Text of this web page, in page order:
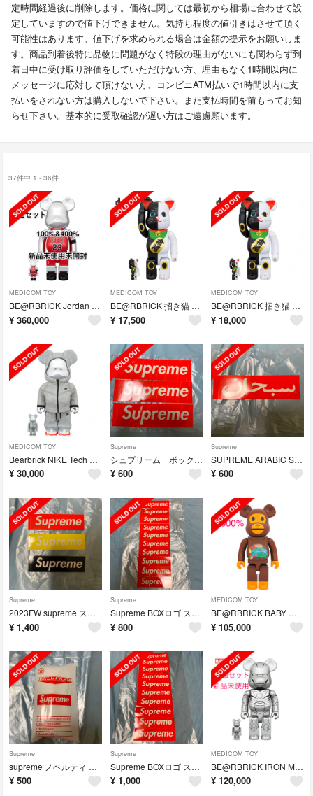
定時間経過後に削除します。価格に関しては最初から相場に合わせて設
定していますので値下げできません。気持ち程度の値引きはさせて頂く
可能性はあります。値下げを求められる場合は金額の提示をお願いしま
す。商品到着後特に品物に問題がなく特段の理由がないにも関わらず到
着日中に受け取り評価をしていただけない方、理由もなく1時間以内に
メッセージに応対して頂けない方、コンビニATM払いで1時間以内に支
払いをされない方は購入しないで下さい。また支払時間を前もってお知
らせ下さい。基本的に受取確認が遅い方はご遠慮願います。
37件中 1 - 36件
MEDICOM TOY
BE@RBRICK Jordan LAST SHOT 100％ 400％
¥ 360,000
MEDICOM TOY
BE@RBRICK 招き猫 招福 黒 × 金運 白 100％ & 400％
¥ 17,500
MEDICOM TOY
BE@RBRICK 招き猫 招福 黒 × 金運 白 100％ & 400％
¥ 18,000
MEDICOM TOY
Bearbrick NIKE Tech Fleece N98 100％ 400%
¥ 30,000
Supreme
シュプリーム ボックスロゴ ステッカー
¥ 600
Supreme
SUPREME ARABIC STICKER
¥ 600
Supreme
2023FW supreme ステッカー ミニボックスロゴ ３枚セット
¥ 1,400
Supreme
Supreme BOXロゴ ステッカー 10枚セット
¥ 800
MEDICOM TOY
BE@RBRICK BABY MILO(R) AND BANANA 1000％
¥ 105,000
Supreme
supreme ノベルティ ポンチョ
¥ 500
Supreme
Supreme BOXロゴ ステッカー 10枚セット
¥ 1,000
MEDICOM TOY
BE@RBRICK IRON MAN MARK II 100％ & 400％
¥ 120,000